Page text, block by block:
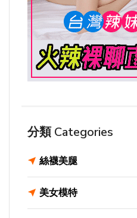
分類 Categories
絲襪美腿
美女模特